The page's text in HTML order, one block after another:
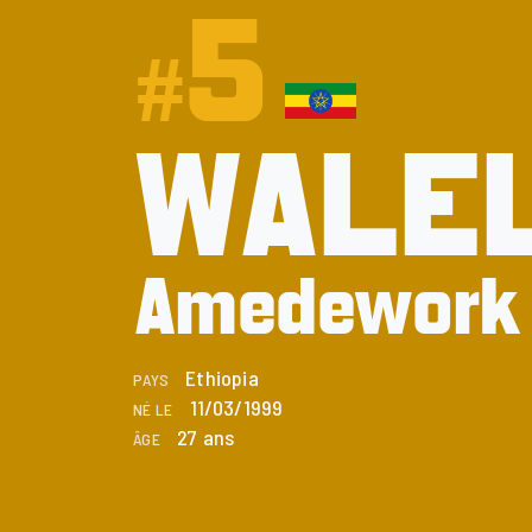
#5
Amedework
PAYS Ethiopia
NÉ LE 11/03/1999
ÂGE 27 ans